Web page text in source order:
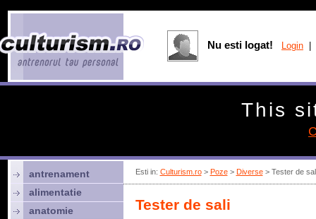
Esti in: Culturism.ro> Poze> Diverse> Tester de
Tester de sali
antrenament
alimentatie
anatomie
Nu esti logat! Login
This